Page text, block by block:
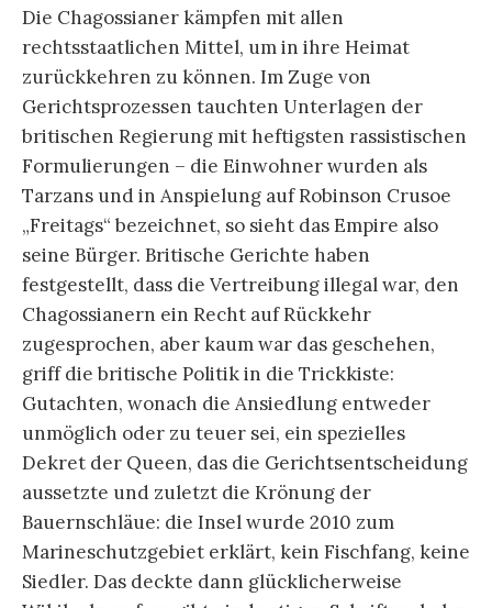
Die Chagossianer kämpfen mit allen
rechtsstaatlichen Mittel, um in ihre Heimat
zurückkehren zu können. Im Zuge von
Gerichtsprozessen tauchten Unterlagen der
britischen Regierung mit heftigsten rassistischen
Formulierungen – die Einwohner wurden als
Tarzans und in Anspielung auf Robinson Crusoe
„Freitags“ bezeichnet, so sieht das Empire also
seine Bürger. Britische Gerichte haben
festgestellt, dass die Vertreibung illegal war, den
Chagossianern ein Recht auf Rückkehr
zugesprochen, aber kaum war das geschehen,
griff die britische Politik in die Trickkiste:
Gutachten, wonach die Ansiedlung entweder
unmöglich oder zu teuer sei, ein spezielles
Dekret der Queen, das die Gerichtsentscheidung
aussetzte und zuletzt die Krönung der
Bauernschläue: die Insel wurde 2010 zum
Marineschutzgebiet erklärt, kein Fischfang, keine
Siedler. Das deckte dann glücklicherweise